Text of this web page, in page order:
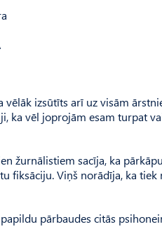
izsūtīts arī uz visām
ka vēl joprojām esam turpat
žurnālistiem sacīja, ka
fiksāciju. Viņš norādīja, ka tiek
pārbaudes citās